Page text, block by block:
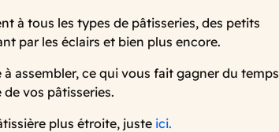
à tous les types de pâtisseries, des petits
par les éclairs et bien plus encore.
assembler, ce qui vous fait gagner du temps
vos pâtisseries.
plus étroite, juste ici.